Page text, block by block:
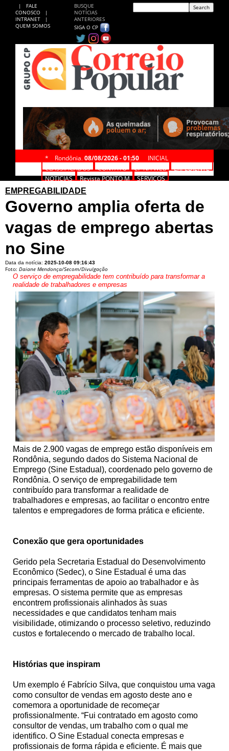
|
FALE
CONOSCO
|
INTRANET
|
QUEM SOMOS
BUSQUE
NOTÍCIAS
ANTERIORES
SIGA O CP
* Rondônia, 08/08/2026 - 01:50
INICIAL
CLASSIFICADOS
CONTATO CP NA WEB
EXPEDIENTE
NOTÍCIAS
Revista PONTO M
SERVIÇOS
EMPREGABILIDADE
Governo amplia oferta de
vagas de emprego abertas
no Sine
Data da notícia: 2025-10-08 09:16:43
Foto: Daiane Mendonça/Secom/Divulgação
O serviço de empregabilidade tem contribuído para transformar a
realidade de trabalhadores e empresas
Mais de 2.900 vagas de emprego estão disponíveis em
Rondônia, segundo dados do Sistema Nacional de
Emprego (Sine Estadual), coordenado pelo governo de
Rondônia. O serviço de empregabilidade tem
contribuído para transformar a realidade de
trabalhadores e empresas, ao facilitar o encontro entre
talentos e empregadores de forma prática e eficiente.
Conexão que gera oportunidades
Gerido pela Secretaria Estadual do Desenvolvimento
Econômico (Sedec), o Sine Estadual é uma das
principais ferramentas de apoio ao trabalhador e às
empresas. O sistema permite que as empresas
encontrem profissionais alinhados às suas
necessidades e que candidatos tenham mais
visibilidade, otimizando o processo seletivo, reduzindo
custos e fortalecendo o mercado de trabalho local.
Histórias que inspiram
Um exemplo é Fabrício Silva, que conquistou uma vaga
como consultor de vendas em agosto deste ano e
comemora a oportunidade de recomeçar
profissionalmente. “Fui contratado em agosto como
consultor de vendas, um trabalho com o qual me
identifico. O Sine Estadual conecta empresas e
profissionais de forma rápida e eficiente. É mais que